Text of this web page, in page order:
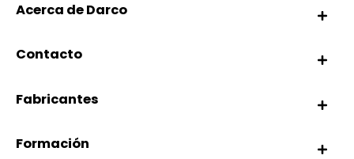
Acerca de Darco
Contacto
Fabricantes
Formación